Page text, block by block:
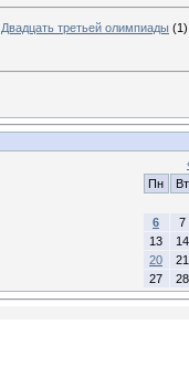
третьей олимпиады (1)
Пн
Вт
6
7
13
14
20
21
27
28